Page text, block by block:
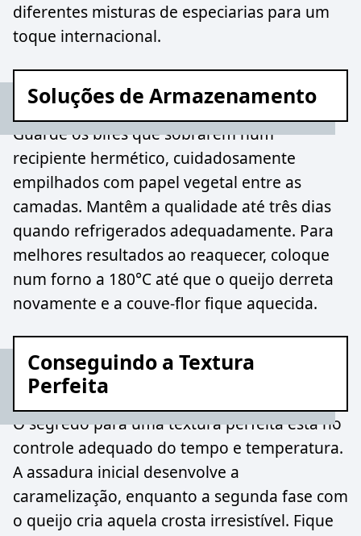
diferentes misturas de especiarias para um
toque internacional.
Soluções de Armazenamento
Guarde os bifes que sobrarem num
recipiente hermético, cuidadosamente
empilhados com papel vegetal entre as
camadas. Mantêm a qualidade até três dias
quando refrigerados adequadamente. Para
melhores resultados ao reaquecer, coloque
num forno a 180°C até que o queijo derreta
novamente e a couve-flor fique aquecida.
Conseguindo a Textura
Perfeita
O segredo para uma textura perfeita está no
controle adequado do tempo e temperatura.
A assadura inicial desenvolve a
caramelização, enquanto a segunda fase com
o queijo cria aquela crosta irresistível. Fique